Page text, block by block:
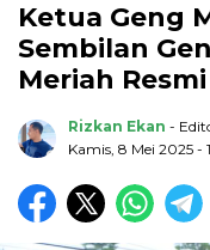
Ketua Geng
Sembilan
Meriah
Rizkan Ekan -
Kamis, 8 Mei 2025 -